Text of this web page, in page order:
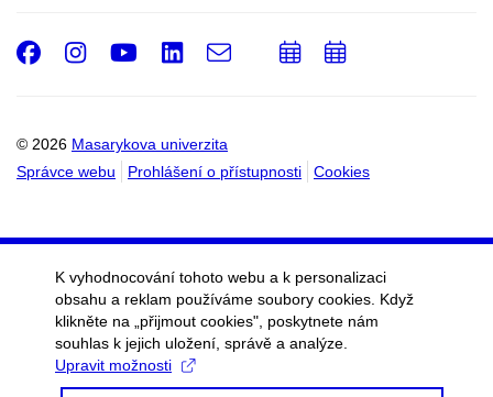
© 2026 Masarykova univerzita
Správce webu
Prohlášení o přístupnosti Cookies
Facebook
Instagram
Youtube
LinkedIn
e-
PřidatPřidat
K vyhodnocování tohoto webu a k personalizaci
obsahu a reklam používáme soubory cookies. Když
klikněte na „přijmout cookies", poskytnete nám
souhlas k jejich uložení, správě a analýze.
Upravit možnosti